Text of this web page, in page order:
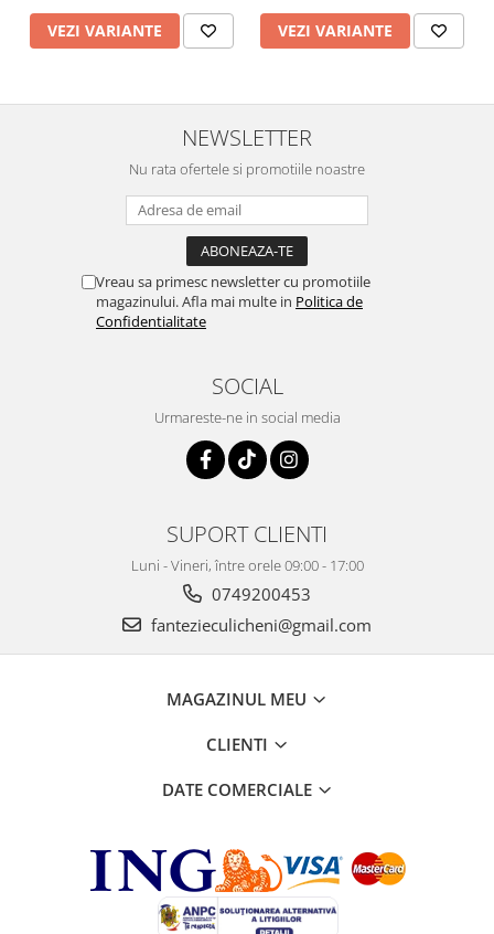
VEZI VARIANTE VEZI VARIANTE
NEWSLETTER
Nu rata ofertele si promotiile noastre
Vreau sa primesc newsletter cu promotiile
magazinului. Afla mai multe in Politica de
Confidentialitate
SOCIAL
Urmareste-ne in social media
SUPORT CLIENTI
Luni - Vineri, între orele 09:00 - 17:00
0749200453
fantezieculicheni@gmail.com
MAGAZINUL MEU
CLIENTI
DATE COMERCIALE